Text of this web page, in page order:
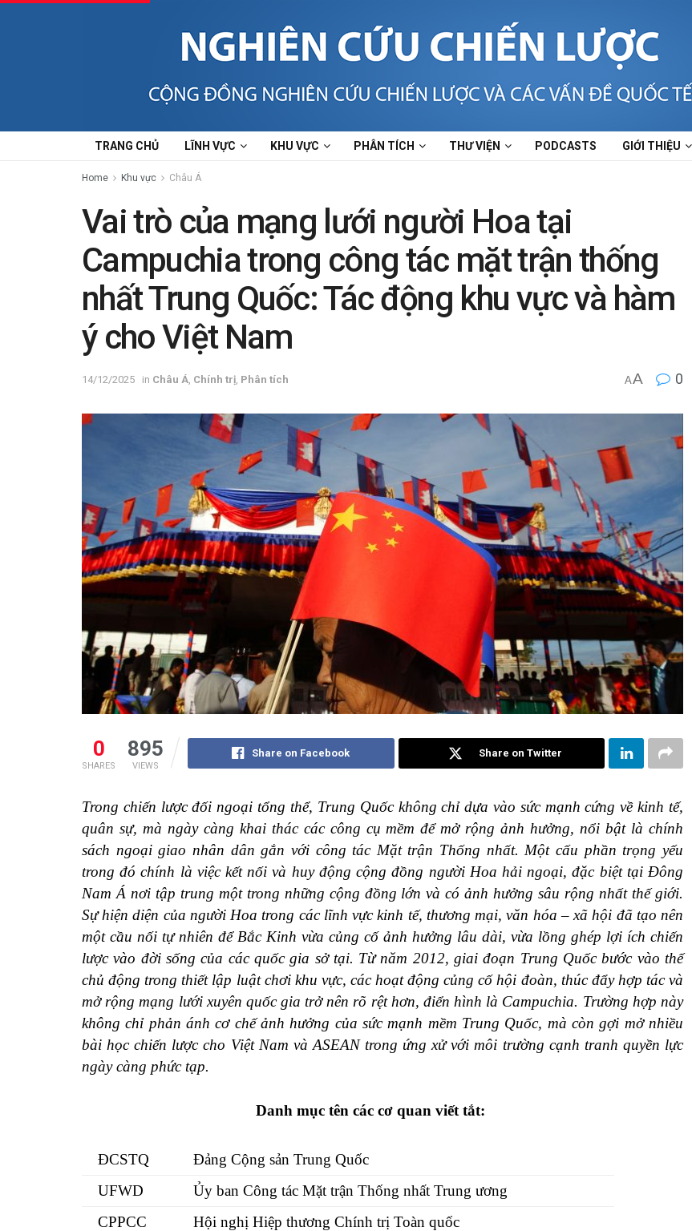
TRANG CHỦ LĨNH VỰC KHU VỰC PHÂN TÍCH THƯ VIỆN PODCASTS GIỚI THIỆU
Home Khu vực Châu Á
Vai trò của mạng lưới người Hoa tại
Campuchia trong công tác mặt trận thống
nhất Trung Quốc: Tác động khu vực và hàm
ý cho Việt Nam
14/12/2025 in Châu Á Chính trị Phân tích AA 0
0
SHARES
895
VIEWS
Share on Facebook Share on Twitter
Trong chiến lược đối ngoại tổng thể, Trung Quốc không chỉ dựa vào sức mạnh cứng về kinh tế,
quân sự, mà ngày càng khai thác các công cụ mềm để mở rộng ảnh hưởng, nổi bật là chính
sách ngoại giao nhân dân gắn với công tác Mặt trận Thống nhất. Một cấu phần trọng yếu
trong đó chính là việc kết nối và huy động cộng đồng người Hoa hải ngoại, đặc biệt tại Đông
Nam Á nơi tập trung một trong những cộng đồng lớn và có ảnh hưởng sâu rộng nhất thế giới.
Sự hiện diện của người Hoa trong các lĩnh vực kinh tế, thương mại, văn hóa – xã hội đã tạo nên
một cầu nối tự nhiên để Bắc Kinh vừa củng cố ảnh hưởng lâu dài, vừa lồng ghép lợi ích chiến
lược vào đời sống của các quốc gia sở tại. Từ năm 2012, giai đoạn Trung Quốc bước vào thế
chủ động trong thiết lập luật chơi khu vực, các hoạt động củng cố hội đoàn, thúc đẩy hợp tác và
mở rộng mạng lưới xuyên quốc gia trở nên rõ rệt hơn, điển hình là Campuchia. Trường hợp này
không chỉ phản ánh cơ chế ảnh hưởng của sức mạnh mềm Trung Quốc, mà còn gợi mở nhiều
bài học chiến lược cho Việt Nam và ASEAN trong ứng xử với môi trường cạnh tranh quyền lực
ngày càng phức tạp.
Danh mục tên các cơ quan viết tắt:
ĐCSTQ
Đảng Cộng sản Trung Quốc
UFWD
Ủy ban Công tác Mặt trận Thống nhất Trung ương
CPPCC
Hội nghị Hiệp thương Chính trị Toàn quốc